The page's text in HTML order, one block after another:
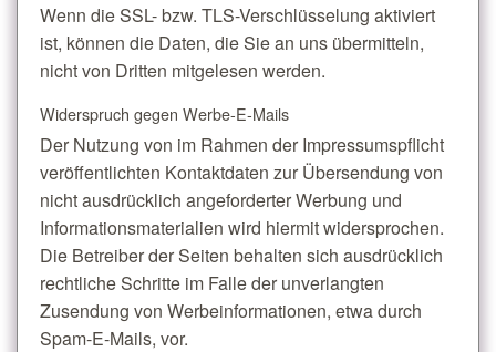
Wenn die SSL- bzw. TLS-Verschlüsselung aktiviert
ist, können die Daten, die Sie an uns übermitteln,
nicht von Dritten mitgelesen werden.
Widerspruch gegen Werbe-E-Mails
Der Nutzung von im Rahmen der Impressumspflicht
veröffentlichten Kontaktdaten zur Übersendung von
nicht ausdrücklich angeforderter Werbung und
Informationsmaterialien wird hiermit widersprochen.
Die Betreiber der Seiten behalten sich ausdrücklich
rechtliche Schritte im Falle der unverlangten
Zusendung von Werbeinformationen, etwa durch
Spam-E-Mails, vor.